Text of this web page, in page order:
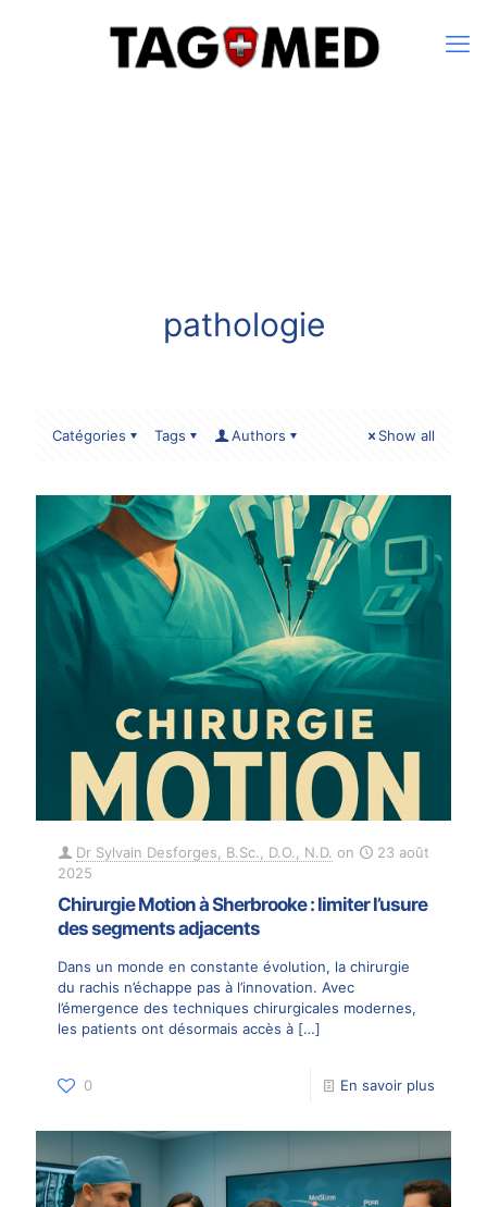
pathologie
Catégories Tags Authors Show all
Dr Sylvain Desforges, B.Sc., D.O., N.D. on
23 août
2025
Chirurgie Motion à Sherbrooke : limiter l’usure
des segments adjacents
Dans un monde en constante évolution, la chirurgie
du rachis n’échappe pas à l’innovation. Avec
l’émergence des techniques chirurgicales modernes,
les patients ont désormais accès à […]
0 En savoir plus